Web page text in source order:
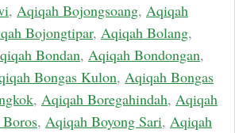
, Aqiqah Bojongsoang, Aqiqah
Bojongtipar, Aqiqah Bolang,
Bondan, Aqiqah Bondongan,
Bongas Kulon, Aqiqah Bongas
, Aqiqah Boregahindah, Aqiqah
, Aqiqah Boyong Sari, Aqiqah